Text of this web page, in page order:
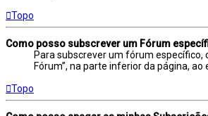
Topo
Como posso subscrever um Fórum
Para subscrever um fórum específico,
Fórum”, na parte inferior da página,
Topo